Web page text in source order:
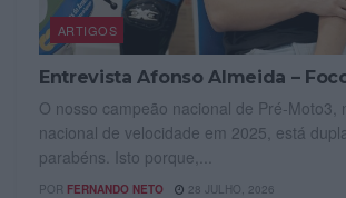
ARTIGOS
Entrevista Afonso Almeida –
O nosso campeão nacional de Pré-Moto3,
nacional de velocidade em 2025, está
parabéns. Isto porque,...
POR FERNANDO NETO 28 JULHO, 2026